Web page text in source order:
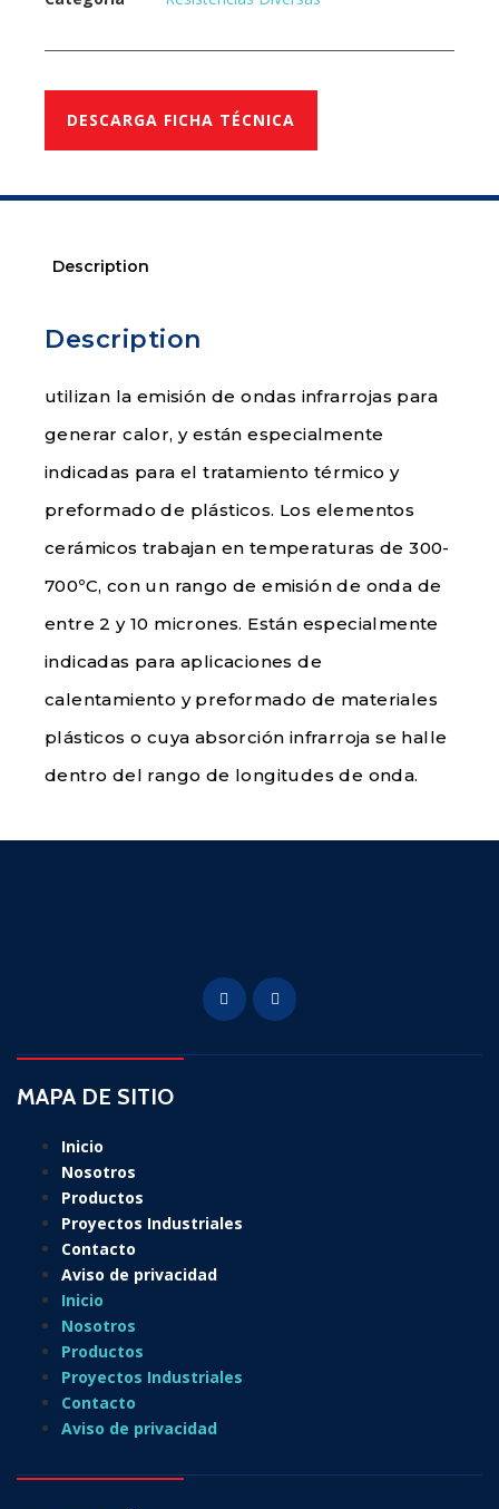
DESCARGA FICHA TÉCNICA
Description
Description
utilizan la emisión de ondas infrarrojas para
generar calor, y están especialmente
indicadas para el tratamiento térmico y
preformado de plásticos. Los elementos
cerámicos trabajan en temperaturas de 300-
700ºC, con un rango de emisión de onda de
entre 2 y 10 micrones. Están especialmente
indicadas para aplicaciones de
calentamiento y preformado de materiales
plásticos o cuya absorción infrarroja se halle
dentro del rango de longitudes de onda.
MAPA DE SITIO
Inicio
Nosotros
Productos
Proyectos Industriales
Contacto
Aviso de privacidad
Inicio
Nosotros
Productos
Proyectos Industriales
Contacto
Aviso de privacidad